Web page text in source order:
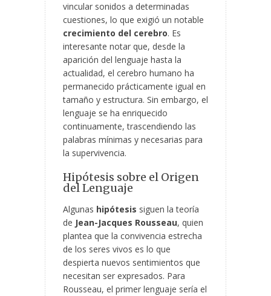
vincular sonidos a determinadas
cuestiones, lo que exigió un notable
crecimiento del cerebro. Es
interesante notar que, desde la
aparición del lenguaje hasta la
actualidad, el cerebro humano ha
permanecido prácticamente igual en
tamaño y estructura. Sin embargo, el
lenguaje se ha enriquecido
continuamente, trascendiendo las
palabras mínimas y necesarias para
la supervivencia.
Hipótesis sobre el Origen
del Lenguaje
Algunas hipótesis siguen la teoría
de Jean-Jacques Rousseau, quien
plantea que la convivencia estrecha
de los seres vivos es lo que
despierta nuevos sentimientos que
necesitan ser expresados. Para
Rousseau, el primer lenguaje sería el